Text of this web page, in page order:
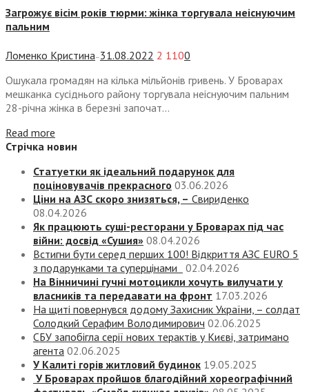
Загрожує вісім років тюрми: жінка торгувала неіснуючим
пальним
Ломенко Кристина — 31.08.2022 2 1100
Ошукала громадян на кілька мільйонів гривень. У Броварах
мешканка сусіднього району торгувала неіснуючим пальним
28-річна жінка в березні започат...
Read more
Стрічка новин
Статуетки як ідеальний подарунок для
поціновувачів прекрасного 03.06.2026
Ціни на АЗС скоро знизяться, – Свириденко
08.04.2026
Як працюють суші-ресторани у Броварах під час
війни: досвід «Сушия» 08.04.2026
Встигни бути серед перших 100! Відкриття АЗС EURO 5
з подарунками та суперцінами
02.04.2026
На Вінничині гучні мотоцикли хочуть вилучати у
власників та передавати на фронт 17.03.2026
На щиті повернувся додому Захисник України, – солдат
Солодкий Серафим Володимирович 02.06.2025
СБУ запобігла серії нових терактів у Києві, затримано
агента 02.06.2025
У Калиті горів житловий будинок 19.05.2025
У Броварах пройшов благодійний хореографічний